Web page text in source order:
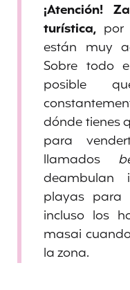
¡Atención!
turística, por
están muy
Sobre todo
posible
dónde tienes
para
llamados
deambulan
playas para
incluso los
masai
la zona.